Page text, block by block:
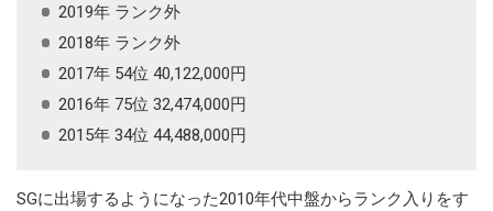
2019年 ランク外
2018年 ランク外
2017年 54位 40,122,000円
2016年 75位 32,474,000円
2015年 34位 44,488,000円
SGに出場するようになった2010年代中盤からランク入りをす